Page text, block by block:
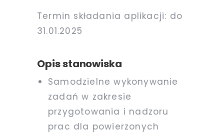
Termin składania aplikacji: do
31.01.2025
Opis stanowiska
Samodzielne wykonywanie
zadań w zakresie
przygotowania i nadzoru
prac dla powierzonych